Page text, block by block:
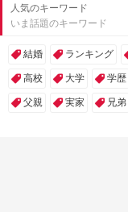
人気のキーワード
いま話題のキーワード
結婚 ランキング
高校 大学 学歴
父親 実家 兄弟